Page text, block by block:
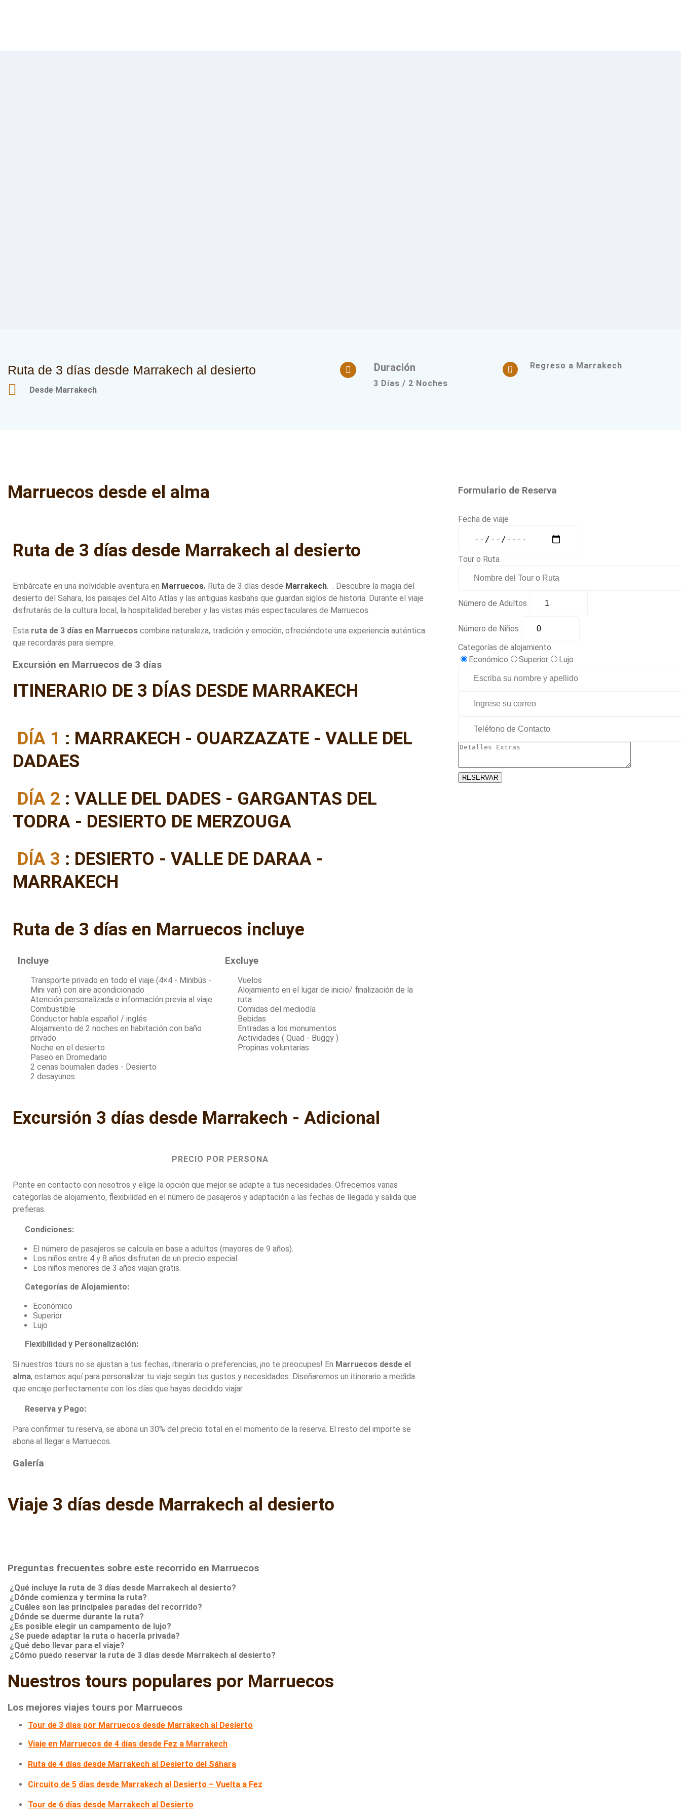
Ruta de 3 días desde Marrakech al desierto
Desde Marrakech
Duración
3 Días / 2 Noches
Regreso a Marrakech
Marruecos desde el alma
Ruta de 3 días desde Marrakech al desierto
Embárcate en una inolvidable aventura en Marruecos. Ruta de 3 días desde Marrakech. . Descubre la magia del
desierto del Sahara, los paisajes del Alto Atlas y las antiguas kasbahs que guardan siglos de historia. Durante el viaje
disfrutarás de la cultura local, la hospitalidad bereber y las vistas más espectaculares de Marruecos.
Esta ruta de 3 días en Marruecos combina naturaleza, tradición y emoción, ofreciéndote una experiencia auténtica
que recordarás para siempre.
Excursión en Marruecos de 3 días
ITINERARIO DE 3 DÍAS DESDE MARRAKECH
DÍA 1 : MARRAKECH - OUARZAZATE - VALLE DEL
DADAES
DÍA 2 : VALLE DEL DADES - GARGANTAS DEL
TODRA - DESIERTO DE MERZOUGA
DÍA 3 : DESIERTO - VALLE DE DARAA -
MARRAKECH
Ruta de 3 días en Marruecos incluye
Incluye
Transporte privado en todo el viaje (4×4 - Minibús -
Mini van) con aire acondicionado
Atención personalizada e información previa al viaje
Combustible
Conductor habla español / inglés
Alojamiento de 2 noches en habitación con baño
privado
Noche en el desierto
Paseo en Dromedario
2 cenas boumalen dades - Desierto
2 desayunos
Excluye
Vuelos
Alojamiento en el lugar de inicio/ finalización de la
ruta
Comidas del mediodía
Bebidas
Entradas a los monumentos
Actividades ( Quad - Buggy )
Propinas voluntarias
Excursión 3 días desde Marrakech - Adicional
PRECIO POR PERSONA
Ponte en contacto con nosotros y elige la opción que mejor se adapte a tus necesidades. Ofrecemos varias
categorías de alojamiento, flexibilidad en el número de pasajeros y adaptación a las fechas de llegada y salida que
prefieras.
Condiciones:
El número de pasajeros se calcula en base a adultos (mayores de 9 años).
Los niños entre 4 y 8 años disfrutan de un precio especial.
Los niños menores de 3 años viajan gratis.
Categorías de Alojamiento:
Económico
Superior
Lujo
Flexibilidad y Personalización:
Si nuestros tours no se ajustan a tus fechas, itinerario o preferencias, ¡no te preocupes! En Marruecos desde el
alma, estamos aquí para personalizar tu viaje según tus gustos y necesidades. Diseñaremos un itinerario a medida
que encaje perfectamente con los días que hayas decidido viajar.
Reserva y Pago:
Para confirmar tu reserva, se abona un 30% del precio total en el momento de la reserva. El resto del importe se
abona al llegar a Marruecos.
Galería
Viaje 3 días desde Marrakech al desierto
Preguntas frecuentes sobre este recorrido en Marruecos
¿Qué incluye la ruta de 3 días desde Marrakech al desierto?
¿Dónde comienza y termina la ruta?
¿Cuáles son las principales paradas del recorrido?
¿Dónde se duerme durante la ruta?
¿Es posible elegir un campamento de lujo?
¿Se puede adaptar la ruta o hacerla privada?
¿Qué debo llevar para el viaje?
¿Cómo puedo reservar la ruta de 3 días desde Marrakech al desierto?
Nuestros tours populares por Marruecos
Los mejores viajes tours por Marruecos
Tour de 3 días por Marruecos desde Marrakech al Desierto
Viaje en Marruecos de 4 días desde Fez a Marrakech
Ruta de 4 días desde Marrakech al Desierto del Sáhara
Circuito de 5 días desde Marrakech al Desierto – Vuelta a Fez
Tour de 6 días desde Marrakech al Desierto
Formulario de Reserva
Fecha de viaje
Tour o Ruta
Número de Adultos
Número de Niños
Categorías de alojamiento
Económico
Superior Lujo